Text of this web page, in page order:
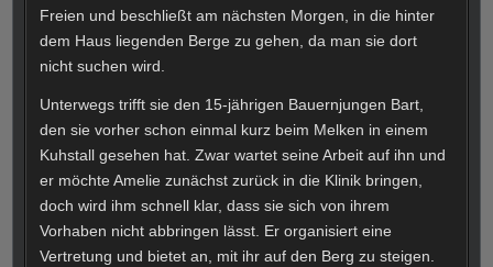
Freien und beschließt am nächsten Morgen, in die hinter
dem Haus liegenden Berge zu gehen, da man sie dort
nicht suchen wird.
Unterwegs trifft sie den 15-jährigen Bauernjungen Bart,
den sie vorher schon einmal kurz beim Melken in einem
Kuhstall gesehen hat. Zwar wartet seine Arbeit auf ihn und
er möchte Amelie zunächst zurück in die Klinik bringen,
doch wird ihm schnell klar, dass sie sich von ihrem
Vorhaben nicht abbringen lässt. Er organisiert eine
Vertretung und bietet an, mit ihr auf den Berg zu steigen.